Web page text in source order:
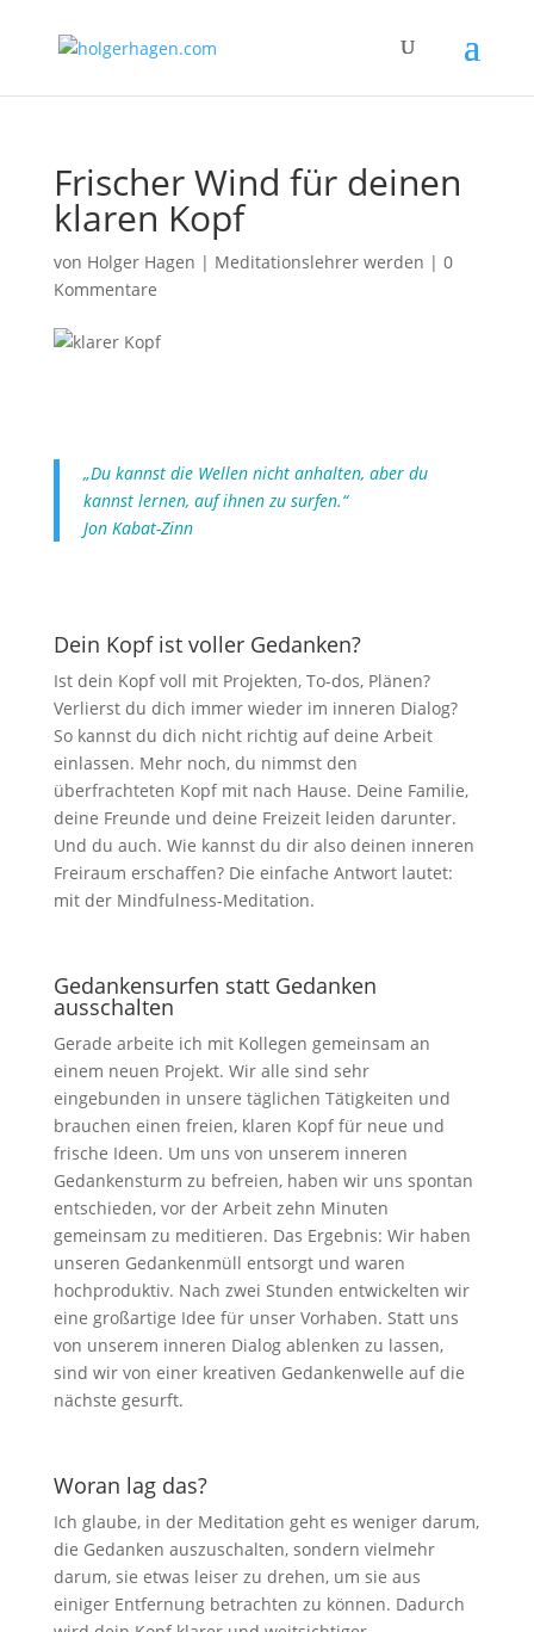
Frischer Wind für deinen
klaren Kopf
von Holger Hagen | Meditationslehrer werden | 0
Kommentare
„Du kannst die Wellen nicht anhalten, aber du
kannst lernen, auf ihnen zu surfen.“
Jon Kabat-Zinn
Dein Kopf ist voller Gedanken?
Ist dein Kopf voll mit Projekten, To-dos, Plänen?
Verlierst du dich immer wieder im inneren Dialog?
So kannst du dich nicht richtig auf deine Arbeit
einlassen. Mehr noch, du nimmst den
überfrachteten Kopf mit nach Hause. Deine Familie,
deine Freunde und deine Freizeit leiden darunter.
Und du auch. Wie kannst du dir also deinen inneren
Freiraum erschaffen? Die einfache Antwort lautet:
mit der Mindfulness-Meditation.
Gedankensurfen statt Gedanken
ausschalten
Gerade arbeite ich mit Kollegen gemeinsam an
einem neuen Projekt. Wir alle sind sehr
eingebunden in unsere täglichen Tätigkeiten und
brauchen einen freien, klaren Kopf für neue und
frische Ideen. Um uns von unserem inneren
Gedankensturm zu befreien, haben wir uns spontan
entschieden, vor der Arbeit zehn Minuten
gemeinsam zu meditieren. Das Ergebnis: Wir haben
unseren Gedankenmüll entsorgt und waren
hochproduktiv. Nach zwei Stunden entwickelten wir
eine großartige Idee für unser Vorhaben. Statt uns
von unserem inneren Dialog ablenken zu lassen,
sind wir von einer kreativen Gedankenwelle auf die
nächste gesurft.
Woran lag das?
Ich glaube, in der Meditation geht es weniger darum,
die Gedanken auszuschalten, sondern vielmehr
darum, sie etwas leiser zu drehen, um sie aus
einiger Entfernung betrachten zu können. Dadurch